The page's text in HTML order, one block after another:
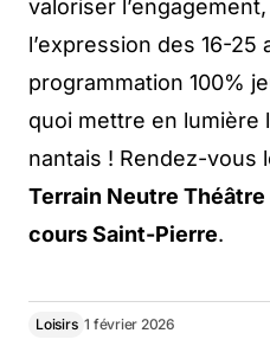
valoriser
l’expression des 16-25
programmation 100%
quoi mettre en lumière
nantais ! Rendez-vous
Terrain Neutre
cours Saint-Pierre.
Loisirs 1 février 2026